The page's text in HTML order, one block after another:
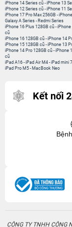
iPhone 14 Series cũ -iPhone 13
iPhone 12 Series cũ -iPhone 11
iPhone 17 Pro Max 256GB -
Galaxy A Series - Redmi Series
iPhone 16 Plus 128GB cũ -iPhone
cũ
iPhone 16 128GB cũ -iPhone 14
iPhone 15 128GB cũ -iPhone 13
iPhone 14 Pro 128GB cũ -iPhone
cũ
iPad A16 -iPad Air M4 -iPad mini 7
iPad Pro M5 - MacBook Neo
Kết nối
CÔNG TY TNHH CÔNG